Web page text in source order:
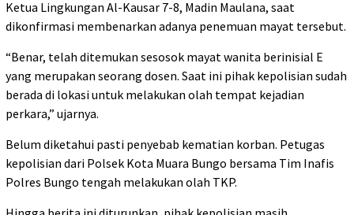
Ketua Lingkungan Al-Kausar 7-8, Madin Maulana, saat
dikonfirmasi membenarkan adanya penemuan mayat tersebut.
“Benar, telah ditemukan sesosok mayat wanita berinisial E
yang merupakan seorang dosen. Saat ini pihak kepolisian sudah
berada di lokasi untuk melakukan olah tempat kejadian
perkara,” ujarnya.
Belum diketahui pasti penyebab kematian korban. Petugas
kepolisian dari Polsek Kota Muara Bungo bersama Tim Inafis
Polres Bungo tengah melakukan olah TKP.